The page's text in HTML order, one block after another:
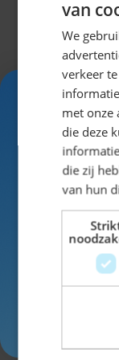
van
We
verkeer
met onze
die deze
die zij
van hun
Schrijf je nuin
Voor- en